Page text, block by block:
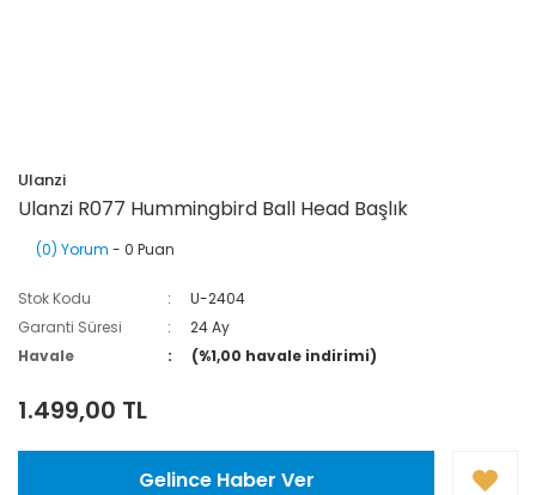
Ulanzi
Ulanzi R077 Hummingbird Ball Head Başlık
(0) Yorum - 0 Puan
Stok Kodu
U-2404
Garanti Süresi
24 Ay
Havale
(%1,00 havale indirimi)
1.499,00 TL
Gelince Haber Ver